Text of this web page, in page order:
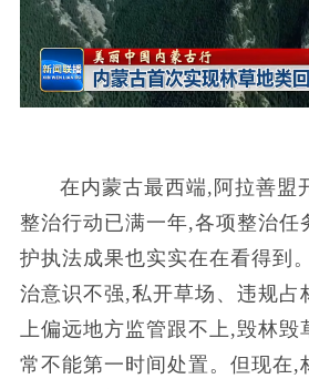
在内蒙古最西端,阿拉善盟
整治行动已满一年,各项整治任
护执法成果也实实在在看得到
治意识不强,私开草场、违规占
上偏远地方监管跟不上,毁林毁
常不能第一时间处置。但现在,